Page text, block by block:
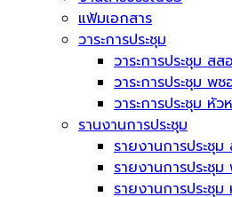
แฟ้มเอกสาร
วาระการประชุม
วาระการประชุม สส
วาระการประชุม พช
วาระการประชุม หั
รานงานการประชุม
รายงานการประชุม
รายงานการประชุม
รายงานการประชุ